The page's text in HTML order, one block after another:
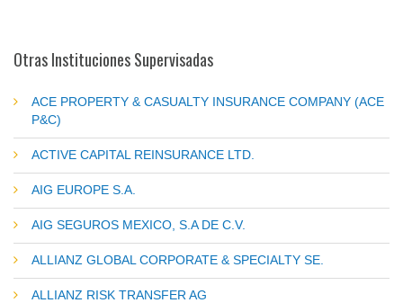
Otras Instituciones Supervisadas
ACE PROPERTY & CASUALTY INSURANCE COMPANY (ACE
P&C)
ACTIVE CAPITAL REINSURANCE LTD.
AIG EUROPE S.A.
AIG SEGUROS MEXICO, S.A DE C.V.
ALLIANZ GLOBAL CORPORATE & SPECIALTY SE.
ALLIANZ RISK TRANSFER AG